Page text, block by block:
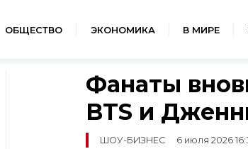
ОБЩЕСТВО ЭКОНОМИКА В МИРЕ
Фанаты
BTS и
ШОУ-БИЗНЕС 6 июля 2026